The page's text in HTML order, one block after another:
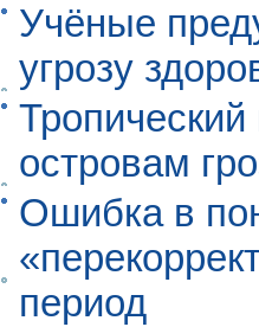
Учёные
угрозу
островам
Ошибка в
период